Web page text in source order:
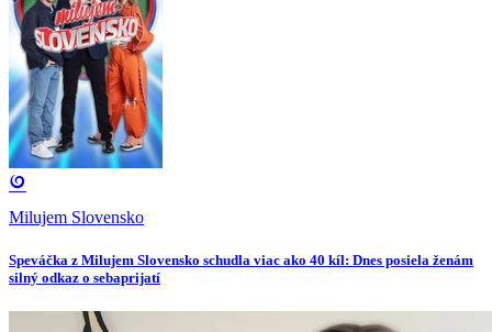
Milujem Slovensko
Speváčka z Milujem Slovensko schudla viac ako 40 kíl: Dnes posiela ženám
silný odkaz o sebaprijatí